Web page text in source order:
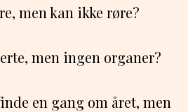
men kan ikke røre?
men ingen organer?
en gang om året, men